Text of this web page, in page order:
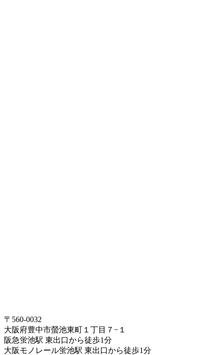
〒560-0032
大阪府豊中市螢池東町１丁目７−１
阪急蛍池駅 東出口から徒歩1分
大阪モノレール蛍池駅 東出口から徒歩1分